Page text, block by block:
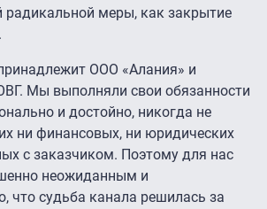
радикальной меры, как закрытие
ООО «Алания» и
Мы выполняли свои обязанности
и достойно, никогда не
ни финансовых, ни юридических
с заказчиком. Поэтому для нас
неожиданным и
что судьба канала решилась за